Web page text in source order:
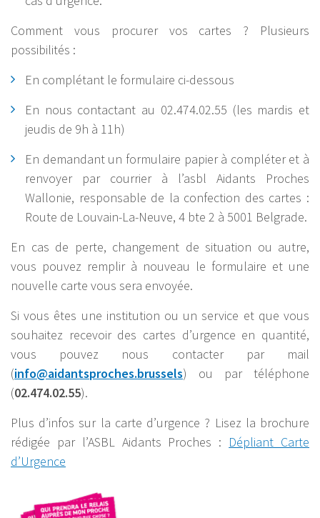
Comment vous procurer vos cartes ? Plusieurs
possibilités :
En complétant le formulaire ci-dessous
En nous contactant au 02.474.02.55 (les mardis et
jeudis de 9h à 11h)
En demandant un formulaire papier à compléter et à
renvoyer par courrier à l’asbl Aidants Proches
Wallonie, responsable de la confection des cartes :
Route de Louvain-La-Neuve, 4 bte 2 à 5001 Belgrade.
En cas de perte, changement de situation ou autre,
vous pouvez remplir à nouveau le formulaire et une
nouvelle carte vous sera envoyée.
Si vous êtes une institution ou un service et que vous
souhaitez recevoir des cartes d’urgence en quantité,
vous pouvez nous contacter par mail
(info@aidantsproches.brussels) ou par téléphone
(02.474.02.55).
Plus d’infos sur la carte d’urgence ? Lisez la brochure
rédigée par l’ASBL Aidants Proches : Dépliant Carte
d’Urgence